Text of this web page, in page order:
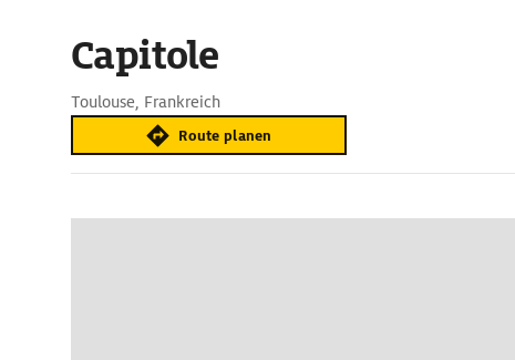
Capitole
Toulouse, Frankreich
Route planen